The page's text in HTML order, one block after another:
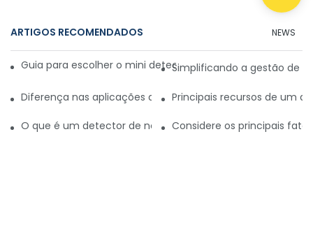
ARTIGOS RECOMENDADOS NEWS
Guia para escolher o mini detector de dinheiro ideal para
Simplificando a gestão de
Diferença nas aplicações do detector de dinheiro portátil
Principais recursos de um
O que é um detector de notas de dólar?Considere os principais